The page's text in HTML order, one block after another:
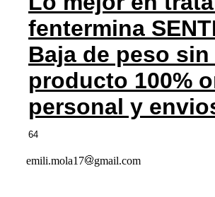
fentermina
Baja de peso
producto 100%
personal y
64
emili.mola17 gmail.com